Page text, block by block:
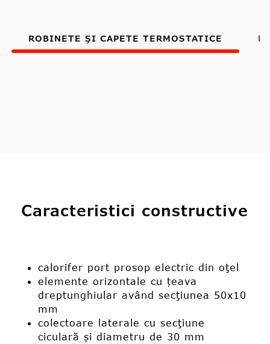
ROBINETE ŞI CAPETE TERMOSTATICE
Caracteristici constructive
calorifer port prosop electric din oţel
elemente orizontale cu țeava
dreptunghiular având secţiunea 50x10
mm
colectoare laterale cu secţiune
ciculară și diametru de 30 mm